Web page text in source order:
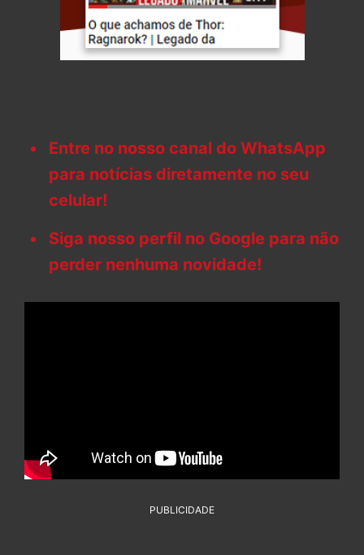
Entre no nosso canal do WhatsApp
para notícias diretamente no seu
celular!
Siga nosso perfil no Google para não
perder nenhuma novidade!
PUBLICIDADE